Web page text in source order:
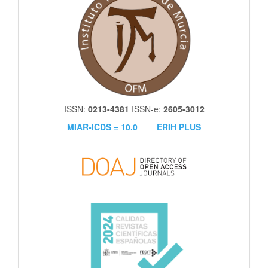
ISSN: 0213-4381 ISSN-e: 2605-3012
MIAR-ICDS = 10.0
ERIH PLUS